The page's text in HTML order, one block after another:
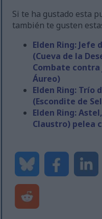
Si te ha gustado esta
también te gusten
Elden Ring: Jefe
(Cueva de la
Combate contra
Áureo)
Elden Ring: Trío
(Escondite de
Elden Ring:
Claustro) pelea